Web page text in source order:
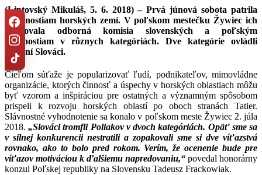
(Liptovský Mikuláš, 5. 6. 2018)– Prvá júnová sobota patrila
Osobnostiam horských zemí. V poľskom mestečku Žywiec ich
udeľovala odborná komisia slovenských a poľským
osobnostiam v rôznych kategóriách. Dve kategórie ovládli
šikovní Slováci.
Cieľom súťaže je popularizovať ľudí, podnikateľov, mimovládne
organizácie, ktorých činnosť a úspechy v horských oblastiach môžu
byť vzorom a inšpiráciou pre ostatných a významným spôsobom
prispeli k rozvoju horských oblastí po oboch stranách Tatier.
Slávnostné vyhodnotenie sa konalo v poľskom meste Žywiec 2. júla
2018.„Slováci tromfli Poliakov v dvoch kategóriách. Opäť sme sa
v silnej konkurencii nestratili a zopakovali sme si dve víťazstvá
rovnako, ako to bolo pred rokom. Verím, že ocenenie bude pre
víťazov motiváciou k ďalšiemu napredovaniu,“ povedal honorárny
konzul Poľskej republiky na Slovensku Tadeusz Frackowiak.